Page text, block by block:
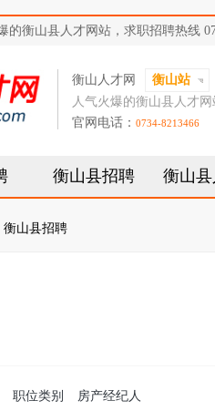
衡山县人才网站，求职招聘热线
衡山人才网
衡山站
人气火爆的衡山县人才网
官网电话： 0734-8213466
衡山县招聘 衡山
衡山县招聘
职位类别 房产经纪人